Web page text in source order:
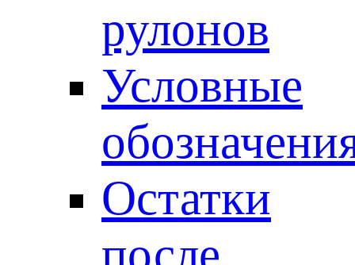
рулонов
Условные
Остатки
после